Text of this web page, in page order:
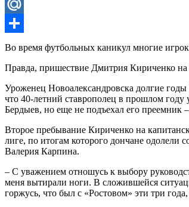
Odnoklassniki
Mail.Ru
Отправить
Во время футбольных каникул многие
Правда, пришествие Дмитрия Кириченко на
Уроженец Новоалександровска долгие
что 40-летний ставрополец в прошлом
Бердыев, но еще не подъехал его преемник
Второе пребывание Кириченко на
лиге, по итогам которого дончане
Валерия Карпина.
– С уважением отношусь к выбору
меня вытирали ноги. В сложившейся
горжусь, что был с «Ростовом» эти три